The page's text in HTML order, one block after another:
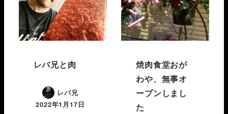
レバ兄と肉
レバ兄
2022年1月17日
焼肉食堂おが
わや、無事オ
ープンしまし
た